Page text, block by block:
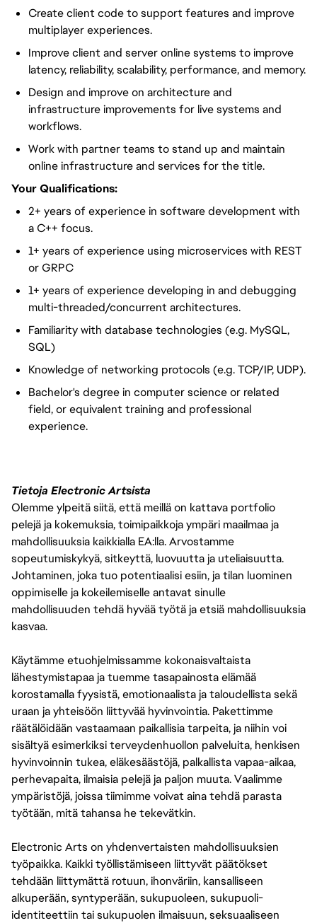
Create client code to support features and improve
multiplayer experiences.
Improve client and server online systems to improve
latency, reliability, scalability, performance, and memory.
Design and improve on architecture and
infrastructure improvements for live systems and
workflows.
Work with partner teams to stand up and maintain
online infrastructure and services for the title.
Your Qualifications:
2+ years of experience in software development with
a C++ focus.
1+ years of experience using microservices with REST
or GRPC
1+ years of experience developing in and debugging
multi-threaded/concurrent architectures.
Familiarity with database technologies (e.g. MySQL,
SQL)
Knowledge of networking protocols (e.g. TCP/IP, UDP).
Bachelor's degree in computer science or related
field, or equivalent training and professional
experience.
Tietoja Electronic Artsista
Olemme ylpeitä siitä, että meillä on kattava portfolio
pelejä ja kokemuksia, toimipaikkoja ympäri maailmaa ja
mahdollisuuksia kaikkialla EA:lla. Arvostamme
sopeutumiskykyä, sitkeyttä, luovuutta ja uteliaisuutta.
Johtaminen, joka tuo potentiaalisi esiin, ja tilan luominen
oppimiselle ja kokeilemiselle antavat sinulle
mahdollisuuden tehdä hyvää työtä ja etsiä mahdollisuuksia
kasvaa.
Käytämme etuohjelmissamme kokonaisvaltaista
lähestymistapaa ja tuemme tasapainosta elämää
korostamalla fyysistä, emotionaalista ja taloudellista sekä
uraan ja yhteisöön liittyvää hyvinvointia. Pakettimme
räätälöidään vastaamaan paikallisia tarpeita, ja niihin voi
sisältyä esimerkiksi terveydenhuollon palveluita, henkisen
hyvinvoinnin tukea, eläkesäästöjä, palkallista vapaa-aikaa,
perhevapaita, ilmaisia pelejä ja paljon muuta. Vaalimme
ympäristöjä, joissa tiimimme voivat aina tehdä parasta
työtään, mitä tahansa he tekevätkin.
Electronic Arts on yhdenvertaisten mahdollisuuksien
työpaikka. Kaikki työllistämiseen liittyvät päätökset
tehdään liittymättä rotuun, ihonväriin, kansalliseen
alkuperään, syntyperään, sukupuoleen, sukupuoli-
identiteettiin tai sukupuolen ilmaisuun, seksuaaliseen